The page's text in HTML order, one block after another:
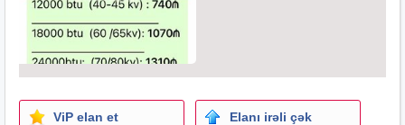
ViP elan et Elanı irəli çək